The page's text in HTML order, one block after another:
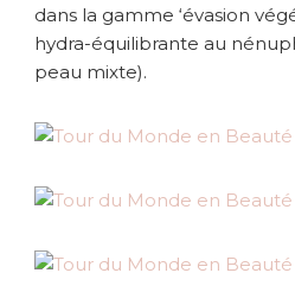
dans la gamme ‘évasion
hydra-équilibrante au
peau mixte).